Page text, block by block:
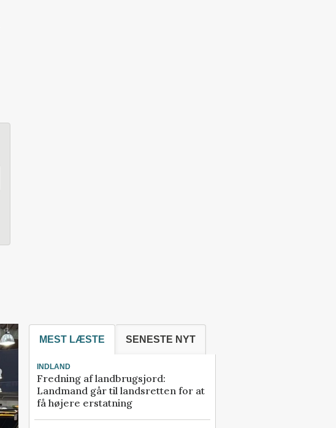
MEST LÆSTE SENESTE NYT
INDLAND
Fredning af landbrugsjord:
Landmand går til landsretten for at
få højere erstatning